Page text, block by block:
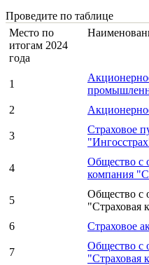
Проведите по таблице
Место по
итогам 2024
года
1
2
3
Страховое
4
Общество с
компания
5
Общество с
6 Страховое
7
Общество с
"Страховая